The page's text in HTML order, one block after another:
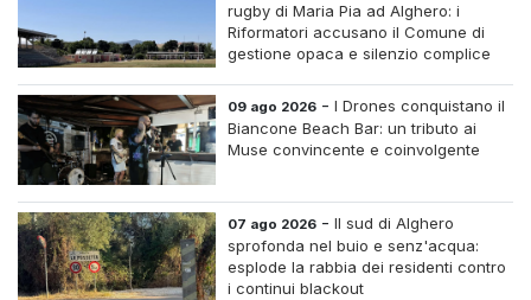
rugby di Maria Pia ad Alghero: i
Riformatori accusano il Comune di
gestione opaca e silenzio complice
09 ago 2026 -I Drones conquistano il
Biancone Beach Bar: un tributo ai
Muse convincente e coinvolgente
07 ago 2026 -Il sud di Alghero
sprofonda nel buio e senz'acqua:
esplode la rabbia dei residenti contro
i continui blackout